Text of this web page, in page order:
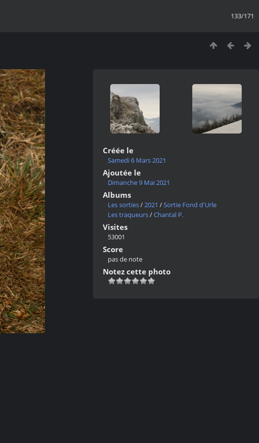
133/171
Créée le
Samedi 6 Mars 2021
Ajoutée le
Dimanche 9 Mai 2021
Albums
Les sorties/2021 /Sortie Fond d'Urle
Les traqueurs/Chantal P.
Visites
53001
Score
pas de note
Notez cette photo